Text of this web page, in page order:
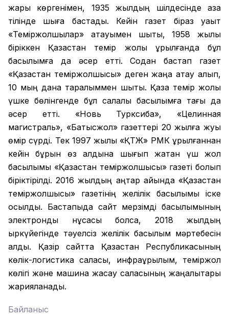
жарық көргенімен, 1935 жылдың шілдесінде қазақ
тілінде шыға бастады. Кейін газет біраз уақыт
«Теміржолшылар» атауымен шықты, 1958 жылы
біріккен Қазақстан темір жолы құрылғанда бұл
басылымға да әсер етті. Содан бастап газет
«Қазақстан теміржолшысы» деген жаңа атау алып,
10 мың дана таралыммен шықты. Қазақ темір жолы
үшке бөлінгенде бұл салалық басылымға тағы да
әсер етті. «Новь Турксиба», «Целинная
магистраль», «Батысжол» газеттері 20 жылға жуық
өмір сүрді. Тек 1997 жылы «ҚТЖ» РМК құрылғаннан
кейін бұрын өз алдына шығып жатқан үш жол
басылымы «Қазақстан теміржолшысы» газеті болып
біріктірілді. 2016 жылдың қаңтар айында «Қазақстан
теміржолшысы» газетінің желілік басылымы іске
қосылды. Бастапқыда сайт мерзімді басылымының
электронды нұсқасы болса, 2018 жылдың
қыркүйегінде тәуелсіз желілік басылым мәртебесін
алды. Қазір сайтта Қазақстан Республикасының
көлік-логистика саласы, инфрақұрылым, теміржол
көлігі және машина жасау саласының жаңалықтары
жарияланады.
Байланыс